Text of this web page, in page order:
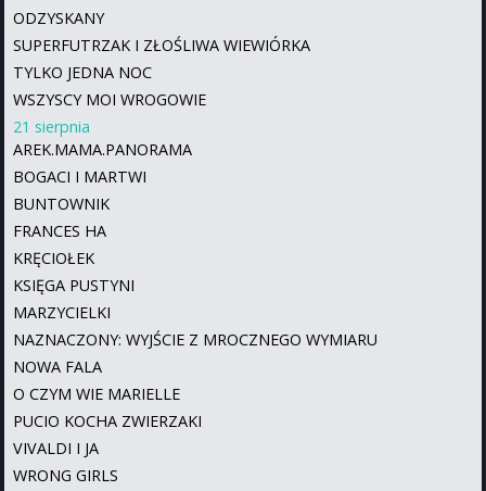
ODZYSKANY
SUPERFUTRZAK I ZŁOŚLIWA WIEWIÓRKA
TYLKO JEDNA NOC
WSZYSCY MOI WROGOWIE
21 sierpnia
AREK.MAMA.PANORAMA
BOGACI I MARTWI
BUNTOWNIK
FRANCES HA
KRĘCIOŁEK
KSIĘGA PUSTYNI
MARZYCIELKI
NAZNACZONY: WYJŚCIE Z MROCZNEGO WYMIARU
NOWA FALA
O CZYM WIE MARIELLE
PUCIO KOCHA ZWIERZAKI
VIVALDI I JA
WRONG GIRLS